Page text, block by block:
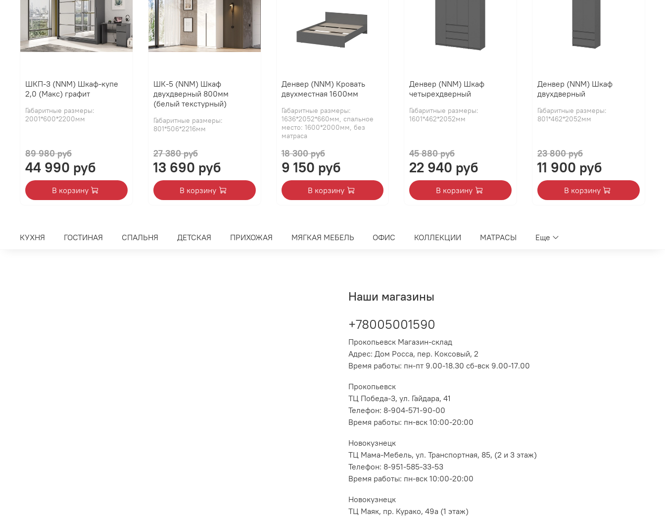
ШКП-3 (NNM) Шкаф-купе
2,0 (Макс) графит
Габаритные размеры:
2001*600*2200мм
89 980 руб
44 990 руб
В корзину
ШК-5 (NNM) Шкаф
двухдверный 800мм
(белый текстурный)
Габаритные размеры:
801*506*2216мм
27 380 руб
13 690 руб
В корзину
Денвер (NNM) Кровать
двухместная 1600мм
Габаритные размеры:
1636*2052*660мм, спальное
место: 1600*2000мм, без
матраса
18 300 руб
9 150 руб
В корзину
Денвер (NNM) Шкаф
четырехдверный
Габаритные размеры:
1601*462*2052мм
45 880 руб
22 940 руб
В корзину
Денвер (NNM) Шкаф
двухдверный
Габаритные размеры:
801*462*2052мм
23 800 руб
11 900 руб
В корзину
КУХНЯ ГОСТИНАЯ СПАЛЬНЯ ДЕТСКАЯ ПРИХОЖАЯ МЯГКАЯ МЕБЕЛЬ ОФИС КОЛЛЕКЦИИ МАТРАСЫ Еще
Наши магазины
+78005001590
Прокопьевск Магазин-склад
Адрес: Дом Росса, пер. Коксовый, 2
Время работы: пн-пт 9.00-18.30 сб-вск 9.00-17.00
Прокопьевск
ТЦ Победа-3, ул. Гайдара, 41
Телефон: 8-904-571-90-00
Время работы: пн-вск 10:00-20:00
Новокузнецк
ТЦ Мама-Мебель, ул. Транспортная, 85, (2 и 3 этаж)
Телефон: 8-951-585-33-53
Время работы: пн-вск 10:00-20:00
Новокузнецк
ТЦ Маяк, пр. Курако, 49а (1 этаж)